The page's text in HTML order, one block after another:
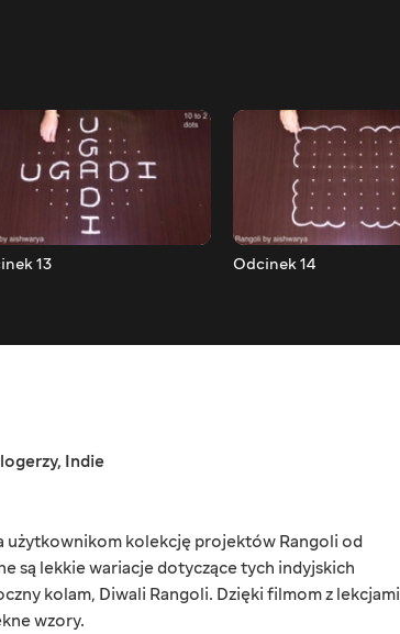
13 Odcinek 14
, Indie
użytkownikom kolekcję projektów Rangoli od
są lekkie wariacje dotyczące tych indyjskich
kolam, Diwali Rangoli. Dzięki filmom z lekcjami
wzory.